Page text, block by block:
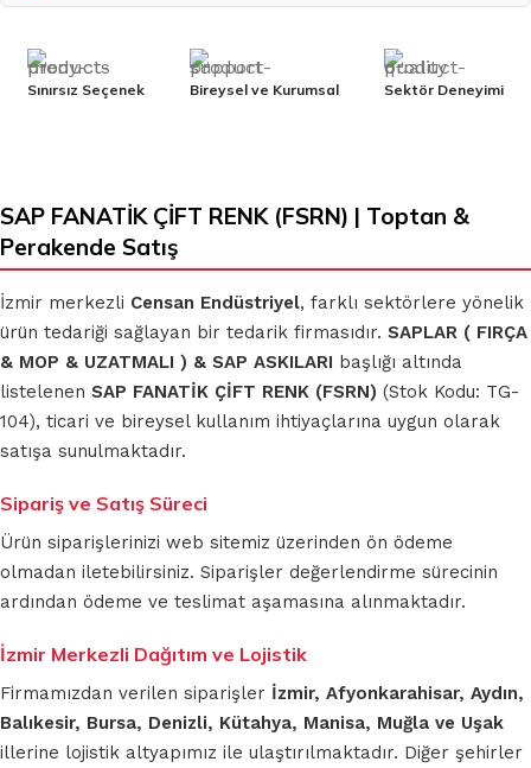
Sınırsız Seçenek Bireysel ve Kurumsal Sektör Deneyimi
SAP FANATİK ÇİFT RENK (FSRN) | Toptan &
Perakende Satış
İzmir merkezli Censan Endüstriyel, farklı sektörlere yönelik
ürün tedariği sağlayan bir tedarik firmasıdır. SAPLAR ( FIRÇA
& MOP & UZATMALI ) & SAP ASKILARI başlığı altında
listelenen SAP FANATİK ÇİFT RENK (FSRN) (Stok Kodu: TG-
104), ticari ve bireysel kullanım ihtiyaçlarına uygun olarak
satışa sunulmaktadır.
Sipariş ve Satış Süreci
Ürün siparişlerinizi web sitemiz üzerinden ön ödeme
olmadan iletebilirsiniz. Siparişler değerlendirme sürecinin
ardından ödeme ve teslimat aşamasına alınmaktadır.
İzmir Merkezli Dağıtım ve Lojistik
Firmamızdan verilen siparişler İzmir, Afyonkarahisar, Aydın,
Balıkesir, Bursa, Denizli, Kütahya, Manisa, Muğla ve Uşak
illerine lojistik altyapımız ile ulaştırılmaktadır. Diğer şehirler